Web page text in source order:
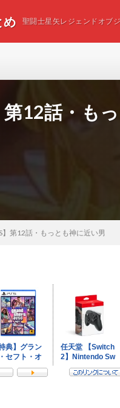
め 聖闘士星矢レジェンドオブ
第12話・も
】第12話・もっとも神に近い男